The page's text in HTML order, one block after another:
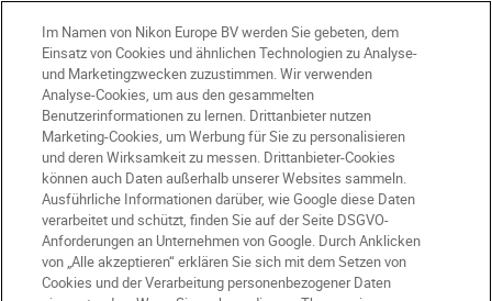
DE Nikon Sites
Kontakt
Datenschutzhinweis
Nutzungsbedingungen
Im Namen von Nikon Europe BV werden Sie gebeten, dem
Einsatz von Cookies und ähnlichen Technologien zu Analyse-
und Marketingzwecken zuzustimmen. Wir verwenden
Analyse-Cookies, um aus den gesammelten
Benutzerinformationen zu lernen. Drittanbieter nutzen
Marketing-Cookies, um Werbung für Sie zu personalisieren
und deren Wirksamkeit zu messen. Drittanbieter-Cookies
können auch Daten außerhalb unserer Websites sammeln.
Ausführliche Informationen darüber, wie Google diese Daten
verarbeitet und schützt, finden Sie auf der Seite DSGVO-
Anforderungen an Unternehmen von Google. Durch Anklicken
von „Alle akzeptieren“ erklären Sie sich mit dem Setzen von
Cookies und der Verarbeitung personenbezogener Daten